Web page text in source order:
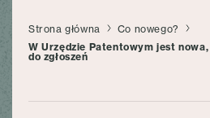
Strona główna
Co nowego?
W Urzędzie Patentowym jest
do zgłoszeń